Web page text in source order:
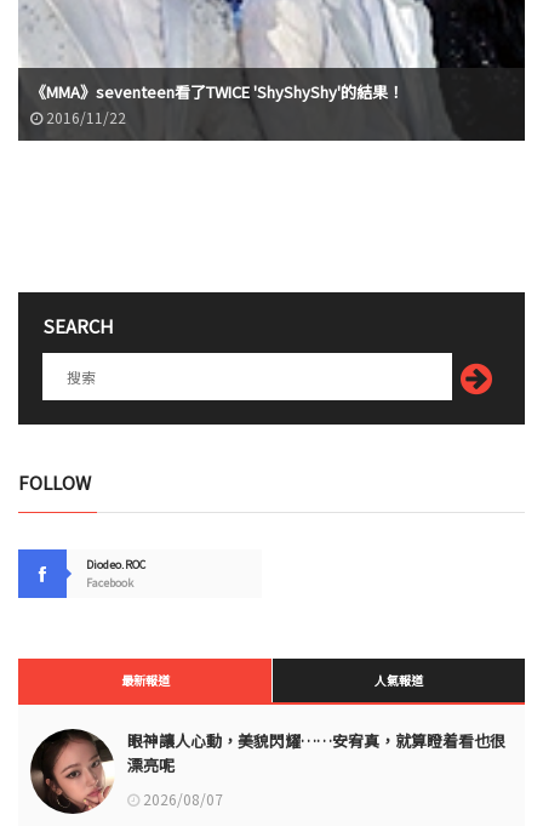
《MMA》seventeen看了TWICE 'ShyShyShy'的結果！
2016/11/22
SEARCH
FOLLOW
Diodeo.ROC
Facebook
最新報道 人氣報道
眼神讓人心動，美貌閃耀……安宥真，就算瞪着看也很
漂亮呢
2026/08/07